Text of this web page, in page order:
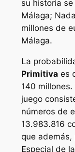
su historia
Málaga;
millones de
Málaga.
La
Primitiva es
140
juego
números de
13.983.816
que además,
Especial de